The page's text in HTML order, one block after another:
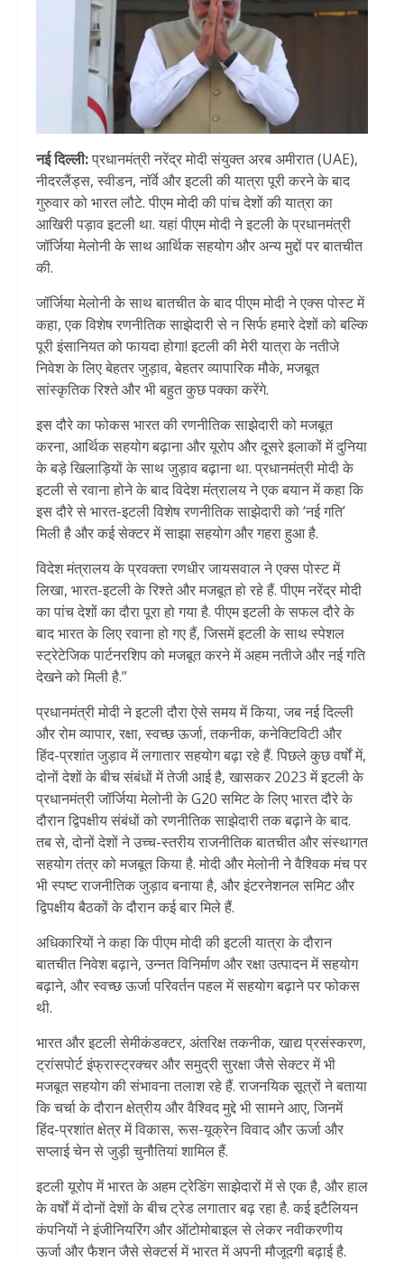
नई दिल्ली:प्रधानमंत्री नरेंद्र मोदी संयुक्त अरब अमीरात (UAE),
नीदरलैंड्स, स्वीडन, नॉर्वे और इटली की यात्रा पूरी करने के बाद
गुरुवार को भारत लौटे. पीएम मोदी की पांच देशों की यात्रा का
आखिरी पड़ाव इटली था. यहां पीएम मोदी ने इटली के प्रधानमंत्री
जॉर्जिया मेलोनी के साथ आर्थिक सहयोग और अन्य मुद्दों पर बातचीत
की.
जॉर्जिया मेलोनी के साथ बातचीत के बाद पीएम मोदी ने एक्स पोस्ट में
कहा, एक विशेष रणनीतिक साझेदारी से न सिर्फ हमारे देशों को बल्कि
पूरी इंसानियत को फायदा होगा! इटली की मेरी यात्रा के नतीजे
निवेश के लिए बेहतर जुड़ाव, बेहतर व्यापारिक मौके, मजबूत
सांस्कृतिक रिश्ते और भी बहुत कुछ पक्का करेंगे.
इस दौरे का फोकस भारत की रणनीतिक साझेदारी को मजबूत
करना, आर्थिक सहयोग बढ़ाना और यूरोप और दूसरे इलाकों में दुनिया
के बड़े खिलाड़ियों के साथ जुड़ाव बढ़ाना था. प्रधानमंत्री मोदी के
इटली से रवाना होने के बाद विदेश मंत्रालय ने एक बयान में कहा कि
इस दौरे से भारत-इटली विशेष रणनीतिक साझेदारी को ‘नई गति’
मिली है और कई सेक्टर में साझा सहयोग और गहरा हुआ है.
विदेश मंत्रालय के प्रवक्ता रणधीर जायसवाल ने एक्स पोस्ट में
लिखा, भारत-इटली के रिश्ते और मजबूत हो रहे हैं. पीएम नरेंद्र मोदी
का पांच देशों का दौरा पूरा हो गया है. पीएम इटली के सफल दौरे के
बाद भारत के लिए रवाना हो गए हैं, जिसमें इटली के साथ स्पेशल
स्ट्रेटेजिक पार्टनरशिप को मजबूत करने में अहम नतीजे और नई गति
देखने को मिली है.”
प्रधानमंत्री मोदी ने इटली दौरा ऐसे समय में किया, जब नई दिल्ली
और रोम व्यापार, रक्षा, स्वच्छ ऊर्जा, तकनीक, कनेक्टिविटी और
हिंद-प्रशांत जुड़ाव में लगातार सहयोग बढ़ा रहे हैं. पिछले कुछ वर्षों में,
दोनों देशों के बीच संबंधों में तेजी आई है, खासकर 2023 में इटली के
प्रधानमंत्री जॉर्जिया मेलोनी के G20 समिट के लिए भारत दौरे के
दौरान द्विपक्षीय संबंधों को रणनीतिक साझेदारी तक बढ़ाने के बाद.
तब से, दोनों देशों ने उच्च-स्तरीय राजनीतिक बातचीत और संस्थागत
सहयोग तंत्र को मजबूत किया है. मोदी और मेलोनी ने वैश्विक मंच पर
भी स्पष्ट राजनीतिक जुड़ाव बनाया है, और इंटरनेशनल समिट और
द्विपक्षीय बैठकों के दौरान कई बार मिले हैं.
अधिकारियों ने कहा कि पीएम मोदी की इटली यात्रा के दौरान
बातचीत निवेश बढ़ाने, उन्नत विनिर्माण और रक्षा उत्पादन में सहयोग
बढ़ाने, और स्वच्छ ऊर्जा परिवर्तन पहल में सहयोग बढ़ाने पर फोकस
थी.
भारत और इटली सेमीकंडक्टर, अंतरिक्ष तकनीक, खाद्य प्रसंस्करण,
ट्रांसपोर्ट इंफ्रास्ट्रक्चर और समुद्री सुरक्षा जैसे सेक्टर में भी
मजबूत सहयोग की संभावना तलाश रहे हैं. राजनयिक सूत्रों ने बताया
कि चर्चा के दौरान क्षेत्रीय और वैश्विद मुद्दे भी सामने आए, जिनमें
हिंद-प्रशांत क्षेत्र में विकास, रूस-यूक्रेन विवाद और ऊर्जा और
सप्लाई चेन से जुड़ी चुनौतियां शामिल हैं.
इटली यूरोप में भारत के अहम ट्रेडिंग साझेदारों में से एक है, और हाल
के वर्षों में दोनों देशों के बीच ट्रेड लगातार बढ़ रहा है. कई इटैलियन
कंपनियों ने इंजीनियरिंग और ऑटोमोबाइल से लेकर नवीकरणीय
ऊर्जा और फैशन जैसे सेक्टर्स में भारत में अपनी मौजूदगी बढ़ाई है.